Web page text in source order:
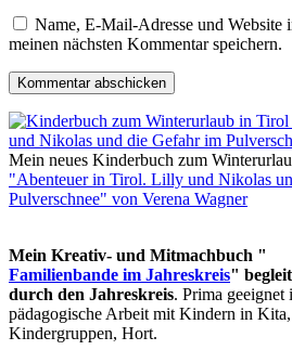
Name, E-Mail-Adresse und Website
meinen nächsten Kommentar speichern.
Mein neues Kinderbuch zum
"Abenteuer in Tirol. Lilly und Nikolas
Pulverschnee" von Verena Wagner
Mein Kreativ- und Mitmachbuch "
Familienbande im Jahreskreis"
durch den Jahreskreis. Prima geeignet
pädagogische Arbeit mit Kindern in
Kindergruppen, Hort.